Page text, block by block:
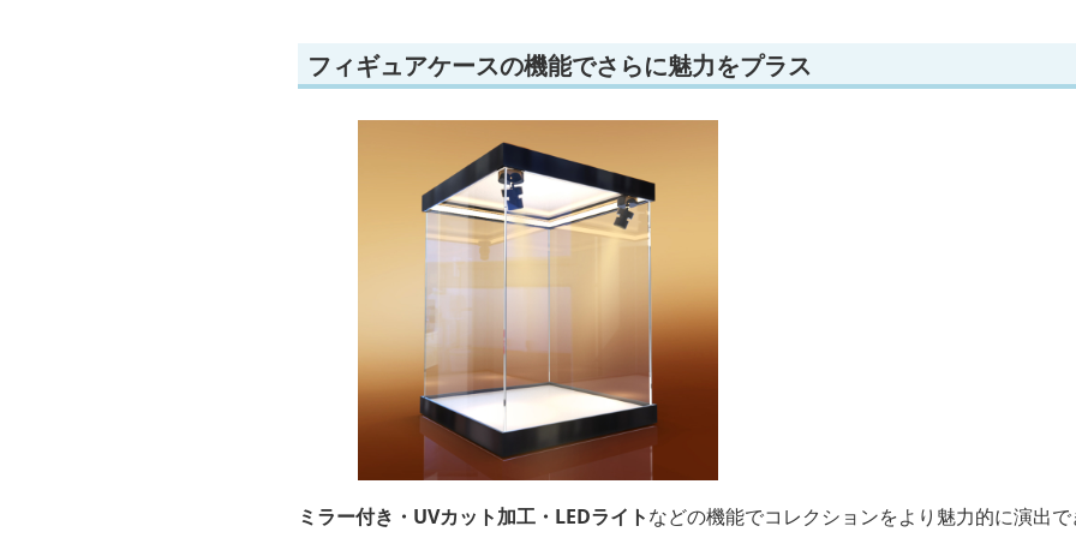
フィギュアケースの機能でさらに魅力をプラス
ミラー付き・UVカット加工・LEDライトなどの機能でコレクションをより魅力的に演出